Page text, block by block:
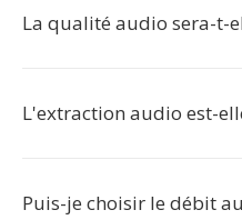
La qualité audio sera-t-
L'extraction audio est-
Puis-je choisir le débit